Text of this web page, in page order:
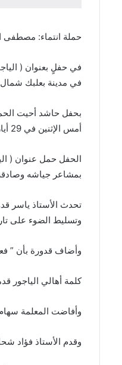
حملة انتماء: مصطفى الحسين،
في حفلٍ بعنوان (
في مدينة بعلبك شمال
بحفل حاشد أحيت
أمس الإثنين في 29 أيار، 2022.
الحفل حمل عنوان (
بمشاعر جياشه
تحدث الأستاذ ياسر
وتسليط الضوء على
وأضاف قدورة بأن ”
كلمة أهالي الياجور
وأفاضت المعلمة
وقدم الأستاذ فؤاد